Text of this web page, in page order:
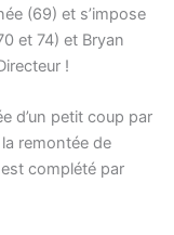
(69) et s’impose
et 74) et Bryan
!
d’un petit coup par
remontée de
complété par